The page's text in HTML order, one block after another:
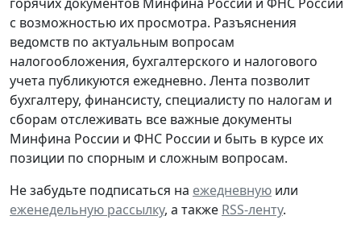
с возможностью их просмотра. Разъяснения
ведомств по актуальным вопросам
налогообложения, бухгалтерского и налогового
учета публикуются ежедневно. Лента позволит
бухгалтеру, финансисту, специалисту по налогам и
сборам отслеживать все важные документы
Минфина России и ФНС России и быть в курсе их
позиции по спорным и сложным вопросам.
Не забудьте подписаться на ежедневную или
еженедельную рассылку, а также RSS-ленту.